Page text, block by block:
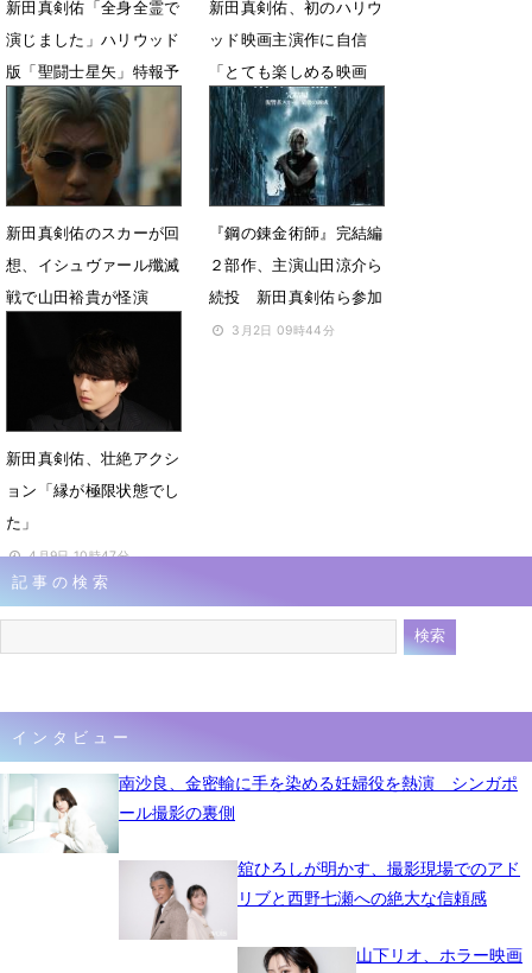
新田真剣佑「全身全霊で
演じました」ハリウッド
版「聖闘士星矢」特報予
告解禁
11月30日 08時36分
新田真剣佑、初のハリウ
ッド映画主演作に自信
「とても楽しめる映画
に」
7月26日 09時47分
新田真剣佑のスカーが回
想、イシュヴァール殲滅
戦で山田裕貴が怪演
5月27日 16時20分
『鋼の錬金術師』完結編
２部作、主演山田涼介ら
続投 新田真剣佑ら参加
3月2日 09時44分
新田真剣佑、壮絶アクシ
ョン「縁が極限状態でし
た」
4月9日 10時47分
記事の検索
インタビュー
南沙良、金密輸に手を染める妊婦役を熱演 シンガポ
ール撮影の裏側
舘ひろしが明かす、撮影現場でのアド
リブと西野七瀬への絶大な信頼感
山下リオ、ホラー映画